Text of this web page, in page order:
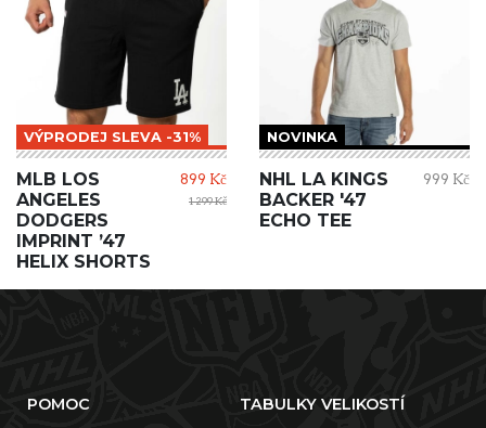
VÝPRODEJ SLEVA -31%
MLB LOS
ANGELES
DODGERS
IMPRINT ’47
HELIX SHORTS
899 Kč
1 299 Kč
NOVINKA
NHL LA KINGS
BACKER '47
ECHO TEE
999 Kč
POMOC TABULKY VELIKOSTÍ